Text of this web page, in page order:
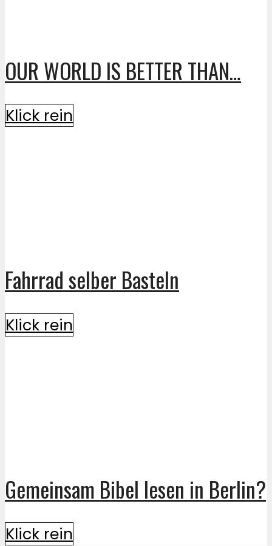
OUR WORLD IS BETTER THAN…
Klick rein
Fahrrad selber Basteln
Klick rein
Gemeinsam Bibel lesen in Berlin?
Klick rein